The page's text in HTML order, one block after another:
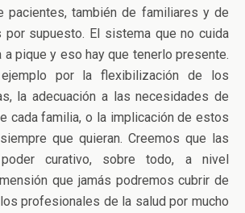
pacientes, también de familiares y de
supuesto. El sistema que no cuida
a pique y eso hay que tenerlo presente.
por la flexibilización de los
la adecuación a las necesidades de
cada familia, o la implicación de estos
que quieran. Creemos que las
curativo, sobre todo, a nivel
que jamás podremos cubrir de
profesionales de la salud por mucho